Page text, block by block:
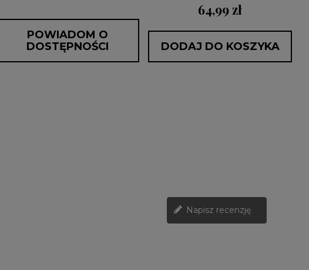
POWIADOM O
DOSTĘPNOŚCI
64,99 zł
DODAJ DO KOSZYKA
Napisz recenzję